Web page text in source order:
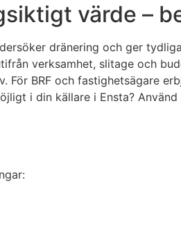
värde –
dränering och ger
verksamhet, slitage och
BRF och fastighetsägare
i din källare i Ensta?